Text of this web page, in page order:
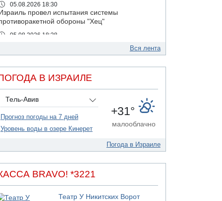
05.08.2026 18:30
Израиль провел испытания системы
обороны "Хец"
05.08.2026 18:28
05.08.2026 17:00
посол Израиля в ООН Гилад Эрдан
в четверг о создании новой
партии
05.08.2026 13:49
На севере Израиля на берег выбросило тело
05.08.2026 13:32
05.08.2026 10:16
активисты пытались ворваться в офис
сионизма"
Вся лента
В ИЗРАИЛЕ
Тель-Авив
Прогноз погоды на 7 дней
Уровень воды в озере Кинерет
+31°
малооблачно
Погода в Израиле
BRAVO! *3221
Театр У Никитских Ворот